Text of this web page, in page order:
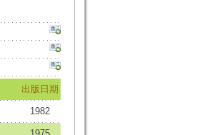
出版日期
1982